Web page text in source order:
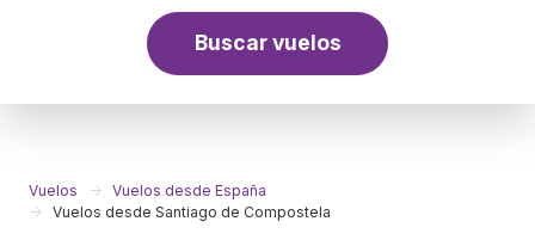
Buscar vuelos
Vuelos
Vuelos desde España
Vuelos desde Santiago de Compostela